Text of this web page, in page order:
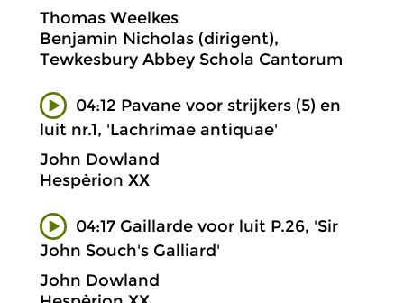
Thomas Weelkes
Benjamin Nicholas (dirigent),
Tewkesbury Abbey Schola Cantorum
04:12 Pavane voor strijkers (5) en
luit nr.1, 'Lachrimae antiquae'
John Dowland
Hespèrion XX
04:17 Gaillarde voor luit P.26, 'Sir
John Souch's Galliard'
John Dowland